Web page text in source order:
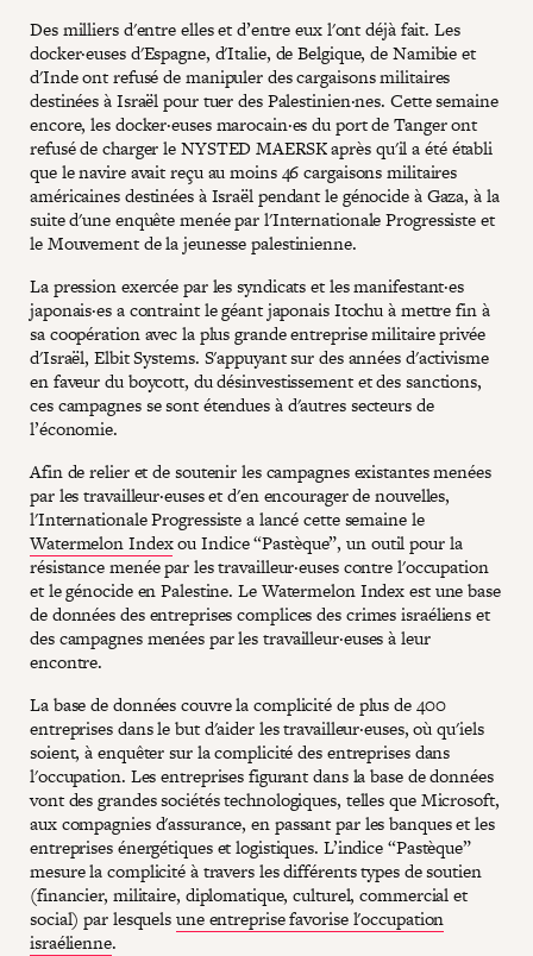
Des milliers d'entre elles et d’entre eux l'ont déjà fait. Les
docker·euses d'Espagne, d'Italie, de Belgique, de Namibie et
d'Inde ont refusé de manipuler des cargaisons militaires
destinées à Israël pour tuer des Palestinien·nes. Cette semaine
encore, les docker·euses marocain·es du port de Tanger ont
refusé de charger le NYSTED MAERSK après qu'il a été établi
que le navire avait reçu au moins 46 cargaisons militaires
américaines destinées à Israël pendant le génocide à Gaza, à la
suite d'une enquête menée par l'Internationale Progressiste et
le Mouvement de la jeunesse palestinienne.
La pression exercée par les syndicats et les manifestant·es
japonais·es a contraint le géant japonais Itochu à mettre fin à
sa coopération avec la plus grande entreprise militaire privée
d'Israël, Elbit Systems. S'appuyant sur des années d'activisme
en faveur du boycott, du désinvestissement et des sanctions,
ces campagnes se sont étendues à d'autres secteurs de
l’économie.
Afin de relier et de soutenir les campagnes existantes menées
par les travailleur·euses et d'en encourager de nouvelles,
l'Internationale Progressiste a lancé cette semaine le
Watermelon Indexou Indice “Pastèque”, un outil pour la
résistance menée par les travailleur·euses contre l'occupation
et le génocide en Palestine. Le Watermelon Index est une base
de données des entreprises complices des crimes israéliens et
des campagnes menées par les travailleur·euses à leur
encontre.
La base de données couvre la complicité de plus de 400
entreprises dans le but d'aider les travailleur·euses, où qu'iels
soient, à enquêter sur la complicité des entreprises dans
l'occupation. Les entreprises figurant dans la base de données
vont des grandes sociétés technologiques, telles que Microsoft,
aux compagnies d'assurance, en passant par les banques et les
entreprises énergétiques et logistiques. L’indice “Pastèque”
mesure la complicité à travers les différents types de soutien
(financier, militaire, diplomatique, culturel, commercial et
social) par lesquelsune entreprise favorise l'occupation
israélienne.